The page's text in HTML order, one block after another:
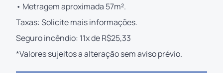
• Metragem aproximada 57m².
Taxas: Solicite mais informações.
Seguro incêndio: 11x de R$25,33
*Valores sujeitos a alteração sem aviso prévio.